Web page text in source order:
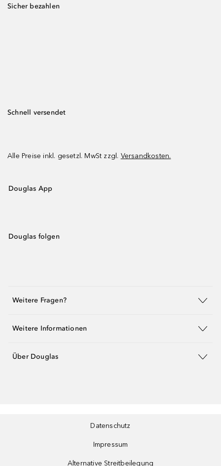
Sicher bezahlen
Schnell versendet
Alle Preise inkl. gesetzl. MwSt zzgl. Versandkosten.
Douglas App
Douglas folgen
Weitere Fragen?
Weitere Informationen
Über Douglas
Datenschutz
Impressum
Alternative Streitbeilegung